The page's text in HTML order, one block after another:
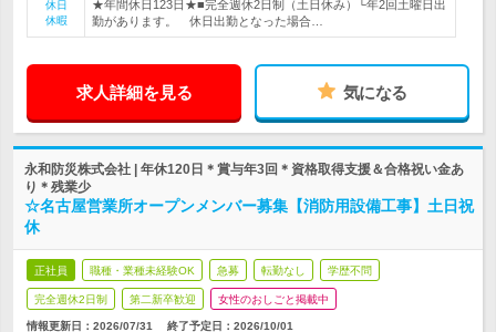
休日
休暇
★年間休日123日★■完全週休2日制（土日休み）└年2回土曜日出
勤があります。 休日出勤となった場合…
求人詳細を見る 気になる
永和防災株式会社 | 年休120日＊賞与年3回＊資格取得支援＆合格祝い金あ
り＊残業少
☆名古屋営業所オープンメンバー募集【消防用設備工事】土日祝
休
正社員 職種・業種未経験OK 急募 転勤なし 学歴不問
完全週休2日制 第二新卒歓迎 女性のおしごと掲載中
情報更新日：2026/07/31 終了予定日： 2026/10/01